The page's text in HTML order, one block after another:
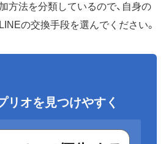
方法を分類しているので、自身の
の交換手段を選んでください。
リオを見つけやすく